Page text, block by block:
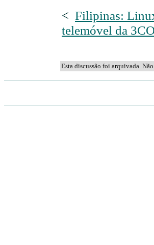
< Filipinas:
telemóvel da
Esta discussão foi arquivada.